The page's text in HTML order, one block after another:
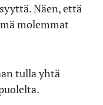
Näen, että
molemmat
tulla yhtä